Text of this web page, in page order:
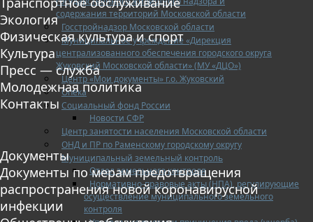
содержания территорий Московской области
Госстройнадзор Московской области
Муниципальное учреждение «Дирекция
централизованного обеспечения городского округа
Жуковский Московской области» (МУ «ДЦО»)
Центр «Мои документы» г.о. Жуковский
Опека
Социальный фонд России
Новости СФР
Центр занятости населения Московской области
ОНД и ПР по Раменскому городскому округу
Муниципальный земельный контроль
Отдел земельного контроля
Нормативно-правовые акты (НПА), регулирующие
осуществление муниципального земельного
контроля
Экология
Физическая культура и спорт
Культура
Пресс — служба
Молодежная политика
Контакты
Документы
Документы по мерам предотвращения
распространения новой коронавирусной
инфекции